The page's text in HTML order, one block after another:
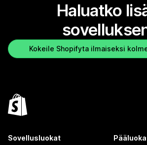
Haluatko
Kokeile Shopifyta ilmaiseksi
Sovellusluokat